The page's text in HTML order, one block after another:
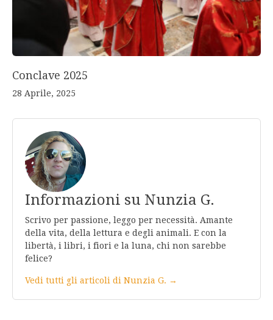
Conclave 2025
28 Aprile, 2025
Informazioni su Nunzia G.
Scrivo per passione, leggo per necessità. Amante
della vita, della lettura e degli animali. E con la
libertà, i libri, i fiori e la luna, chi non sarebbe
felice?
Vedi tutti gli articoli di Nunzia G. →